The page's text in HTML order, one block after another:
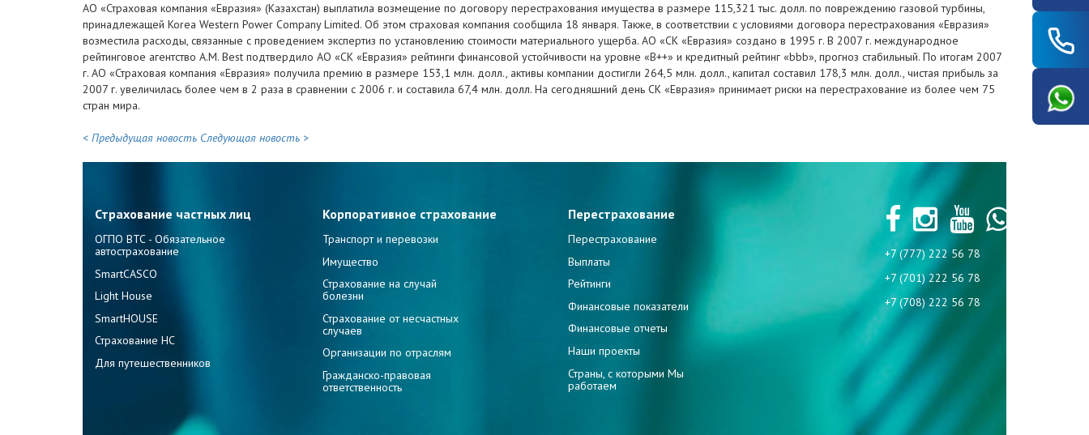
АО «Страховая компания «Евразия» (Казахстан) выплатила возмещение по договору перестрахования имущества в размере 115,321 тыс. долл. по повреждению газовой турбины,
принадлежащей Korea Western Power Company Limited. Об этом страховая компания сообщила 18 января. Также, в соответствии с условиями договора перестрахования «Евразия»
возместила расходы, связанные с проведением экспертиз по установлению стоимости материального ущерба. АО «СК «Евразия» создано в 1995 г. В 2007 г. международное
рейтинговое агентство A.M. Best подтвердило АО «СК «Евразия» рейтинги финансовой устойчивости на уровне «B++» и кредитный рейтинг «bbb», прогноз стабильный. По итогам 2007
г. АО «Страховая компания «Евразия» получила премию в размере 153,1 млн. долл., активы компании достигли 264,5 млн. долл., капитал составил 178,3 млн. долл., чистая прибыль за
2007 г. увеличилась более чем в 2 раза в сравнении с 2006 г. и составила 67,4 млн. долл. На сегодняшний день СК «Евразия» принимает риски на перестрахование из более чем 75
стран мира.
< Предыдущая новость Следующая новость >
Страхование частных лиц
ОГПО ВТС - Обязательное
автострахование
SmartCASCO
Light House
SmartHOUSE
Страхование НС
Для путешественников
Корпоративное страхование
Транспорт и перевозки
Имущество
Страхование на случай
болезни
Страхование от несчастных
случаев
Организации по отраслям
Гражданско-правовая
ответственность
Перестрахование
Перестрахование
Выплаты
Рейтинги
Финансовые показатели
Финансовые отчеты
Наши проекты
Страны, с которыми Мы
работаем
+7 (777) 222 56 78
+7 (701) 222 56 78
+7 (708) 222 56 78